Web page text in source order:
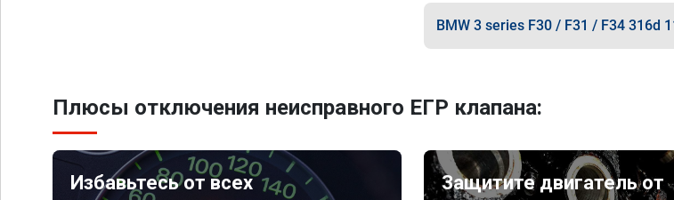
BMW 3 series F30 / F31 / F34 316d
Плюсы отключения неисправного ЕГР клапана:
Избавьтесь от всех
Защитите двигатель от